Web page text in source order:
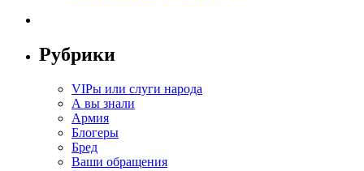
Рубрики
VIPы или слуги народа
А вы знали
Армия
Блогеры
Бред
Ваши обращения